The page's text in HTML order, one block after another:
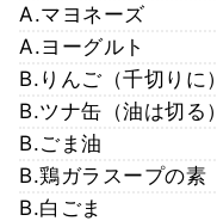
A.マヨネーズ
A.ヨーグルト
B.りんご（千切りに）
B.ツナ缶（油は切る）
B.ごま油
B.鶏ガラスープの素
B.白ごま